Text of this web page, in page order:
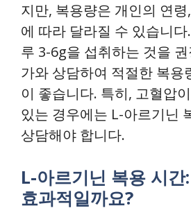
지만, 복용량은 개인의 연
에 따라 달라질 수 있습니
루 3-6g을 섭취하는 것을
가와 상담하여 적절한 복용
이 좋습니다. 특히, 고혈압
있는 경우에는 L-아르기닌
상담해야 합니다.
L-아르기닌 복용 시
효과적일까요?